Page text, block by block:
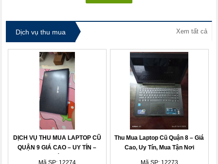
Dịch vụ thu mua Xem tất cả
DỊCH VỤ THU MUA LAPTOP CŨ
QUẬN 9 GIÁ CAO – UY TÍN –
Mã SP: 12274
Thu Mua Laptop Cũ Quận 8 – Giá
Cao, Uy Tín, Mua Tận Nơi
Mã SP: 12273